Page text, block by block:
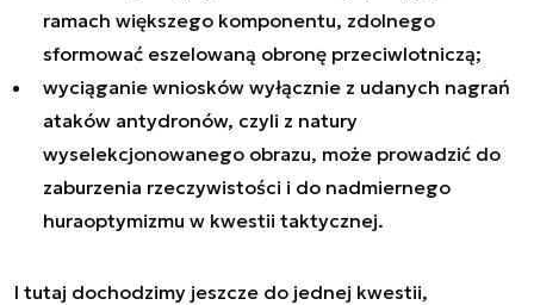
ramach większego komponentu, zdolnego
sformować eszelowaną obronę przeciwlotniczą;
wyciąganie wniosków wyłącznie z udanych nagrań
ataków antydronów, czyli z natury
wyselekcjonowanego obrazu, może prowadzić do
zaburzenia rzeczywistości i do nadmiernego
huraoptymizmu w kwestii taktycznej.
I tutaj dochodzimy jeszcze do jednej kwestii,